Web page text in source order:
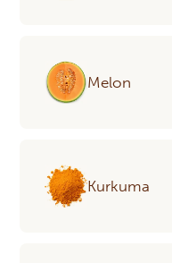
Melon
Kurkuma